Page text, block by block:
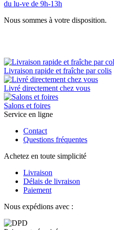
du lu-ve de 9h-13h
Nous sommes à votre disposition.
Livraison rapide et fraîche par colis
Livré directement chez vous
Salons et foires
Service en ligne
Contact
Questions fréquentes
Achetez en toute simplicité
Livraison
Délais de livraison
Paiement
Nous expédions avec :